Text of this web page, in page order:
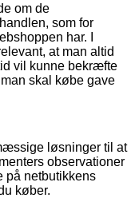
om de
som for
har. I
at man altid
vil kunne bekræfte
skal købe gave
løsninger til at
observationer
på netbutikkens
køber.